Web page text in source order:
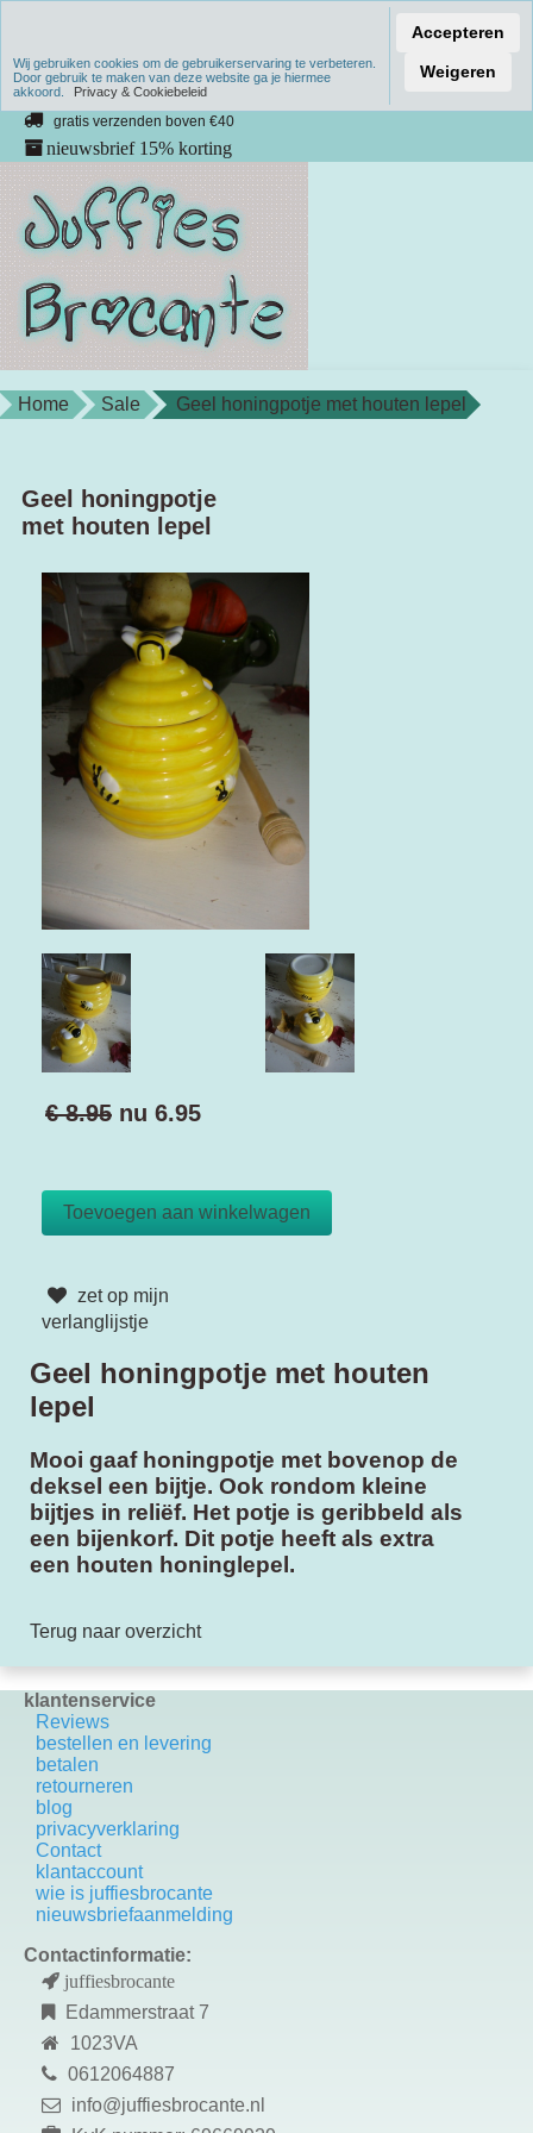
Verzenden binnen 1 werkdag
unieke producten
gratis verzenden boven €40
nieuwsbrief 15% korting
Home Sale Geel honingpotje met houten lepel
Geel honingpotje
met houten lepel
€ 8.95 nu 6.95
zet op mijn
verlanglijstje
Geel honingpotje met houten
lepel
Mooi gaaf honingpotje met bovenop de
deksel een bijtje. Ook rondom kleine
bijtjes in reliëf. Het potje is geribbeld als
een bijenkorf. Dit potje heeft als extra
een houten honinglepel.
Terug naar overzicht
klantenservice
Reviews
bestellen en levering
betalen
retourneren
blog
privacyverklaring
Contact
k lantaccount
wie is juffiesbrocante
nieuwsbriefaanmelding
Contactinformatie:
juffiesbrocante
Edammerstraat 7
1023VA
0612064887
info@juffiesbrocante.nl
Wij gebruiken cookies om de gebruikerservaring te verbeteren.
Door gebruik te maken van deze website ga je hiermee
akkoord.
Privacy & Cookiebeleid
Accepteren
Weigeren